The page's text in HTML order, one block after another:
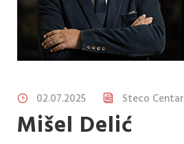
02.07.2025 Steco Centar
Mišel Delić